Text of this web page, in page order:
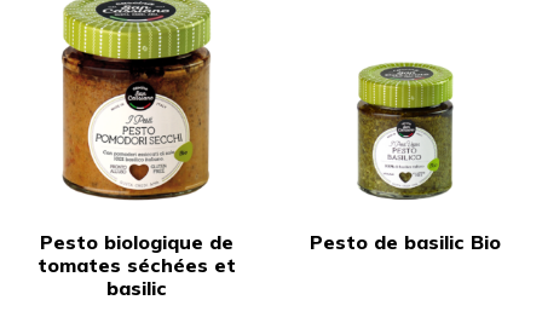
Pesto biologique de
tomates séchées et
basilic
Pesto de basilic Bio